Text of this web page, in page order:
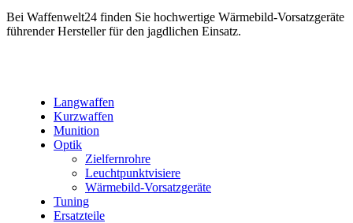
Bei Waffenwelt24 finden Sie hochwertige Wärmebild-Vorsatzgeräte
führender Hersteller für den jagdlichen Einsatz.
Langwaffen
Kurzwaffen
Munition
Optik
Zielfernrohre
Leuchtpunktvisiere
Wärmebild-Vorsatzgeräte
Tuning
Ersatzteile